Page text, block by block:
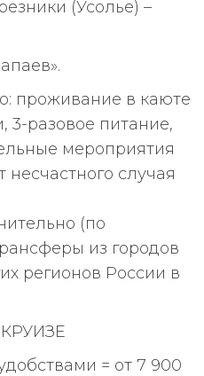
(Усолье) –
проживание в каюте
3-разовое питание,
мероприятия
несчастного случая
(по
из городов
регионов России в
= от 7 900